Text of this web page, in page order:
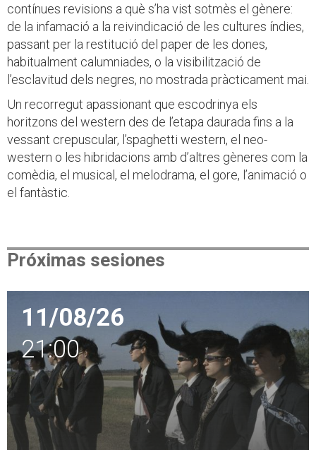
contínues revisions a què s’ha vist sotmès el gènere:
de la infamació a la reivindicació de les cultures índies,
passant per la restitució del paper de les dones,
habitualment calumniades, o la visibilització de
l’esclavitud dels negres, no mostrada pràcticament mai.
Un recorregut apassionant que escodrinya els
horitzons del western des de l’etapa daurada fins a la
vessant crepuscular, l’spaghetti western, el neo-
western o les hibridacions amb d’altres gèneres com la
comèdia, el musical, el melodrama, el gore, l’animació o
el fantàstic.
Próximas sesiones
11/08/26
21:00